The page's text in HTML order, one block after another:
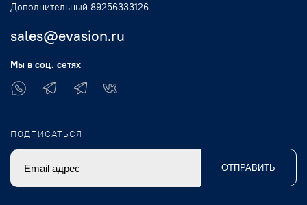
Дополнительный 89256333126
sales@evasion.ru
Мы в соц. сетях
ПОДПИСАТЬСЯ
ОТПРАВИТЬ